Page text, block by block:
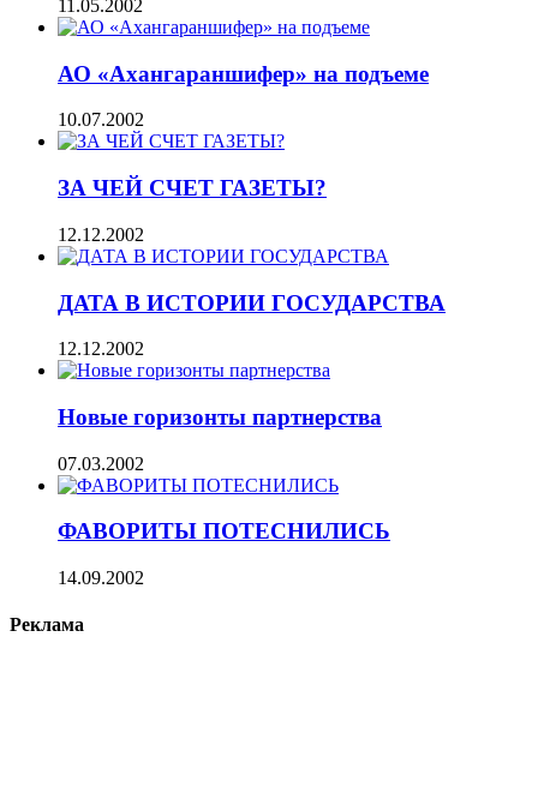
11.05.2002
АО «Ахангараншифер» на подъеме
10.07.2002
ЗА ЧЕЙ СЧЕТ ГАЗЕТЫ?
12.12.2002
ДАТА В ИСТОРИИ ГОСУДАРСТВА
12.12.2002
Новые горизонты партнерства
07.03.2002
ФАВОРИТЫ ПОТЕСНИЛИСЬ
14.09.2002
Реклама